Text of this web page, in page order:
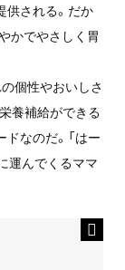
供される。だか
かでやさしく胃
個性やおいしさ
養補給ができる
なのだ。「はー
運んでくるママ